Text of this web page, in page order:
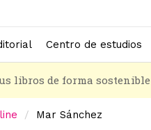
Centro de estudios
libros de forma
Mar Sánchez